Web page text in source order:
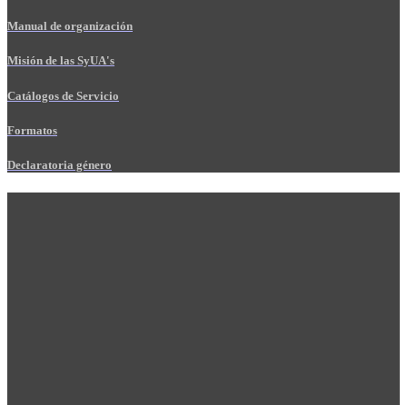
Manual de organización
Misión de las SyUA's
Catálogos de Servicio
Formatos
Declaratoria género